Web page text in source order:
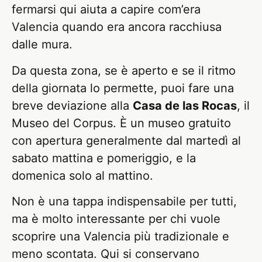
fermarsi qui aiuta a capire com’era
Valencia quando era ancora racchiusa
dalle mura.
Da questa zona, se è aperto e se il ritmo
della giornata lo permette, puoi fare una
breve deviazione alla Casa de las Rocas, il
Museo del Corpus. È un museo gratuito
con apertura generalmente dal martedì al
sabato mattina e pomeriggio, e la
domenica solo al mattino.
Non è una tappa indispensabile per tutti,
ma è molto interessante per chi vuole
scoprire una Valencia più tradizionale e
meno scontata. Qui si conservano